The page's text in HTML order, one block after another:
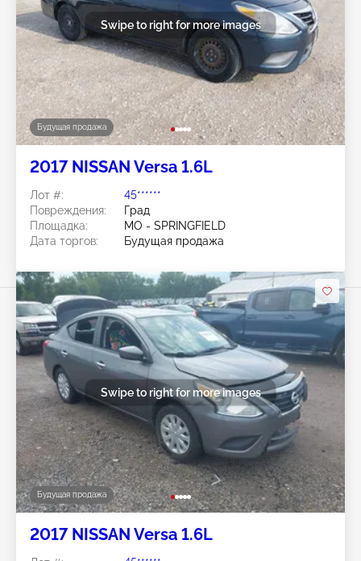
Будущая продажа
Swipe to right for more images
2017 NISSAN Versa 1.6L
Лот #:
45******
Повреждения:
Град
Площадка:
MO - SPRINGFIELD
Дата торгов:
Будущая продажа
Будущая продажа
Swipe to right for more images
2017 NISSAN Versa 1.6L